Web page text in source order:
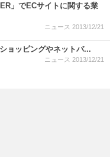
」でECサイトに関する業
ニュース 2013/12/21
ョッピングやネットバ...
ニュース 2013/12/21